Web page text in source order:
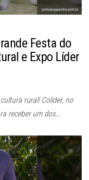
Festa do
e Expo Líder
rural! Colíder, no
receber um dos…